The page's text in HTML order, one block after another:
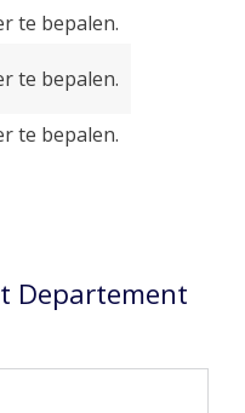
te bepalen.
te bepalen.
te bepalen.
Departement